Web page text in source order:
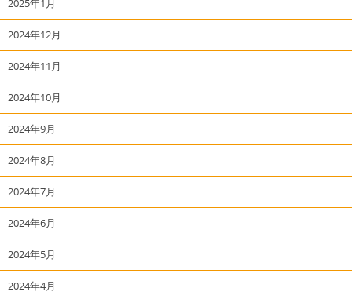
2025年1月
2024年12月
2024年11月
2024年10月
2024年9月
2024年8月
2024年7月
2024年6月
2024年5月
2024年4月